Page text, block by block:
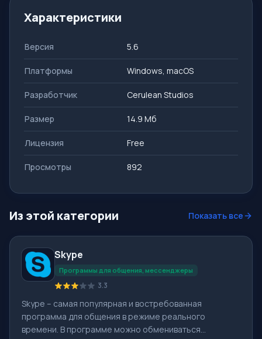
Характеристики
Версия 5.6
Платформы Windows, macOS
Разработчик Cerulean Studios
Размер 14.9 Мб
Лицензия Free
Просмотры 892
Из этой категории Показать все
Skype
Программы для общения, мессенджеры
3.3
Skype – самая популярная и востребованная
программа для общения в режиме реального
времени. В программе можно обмениваться